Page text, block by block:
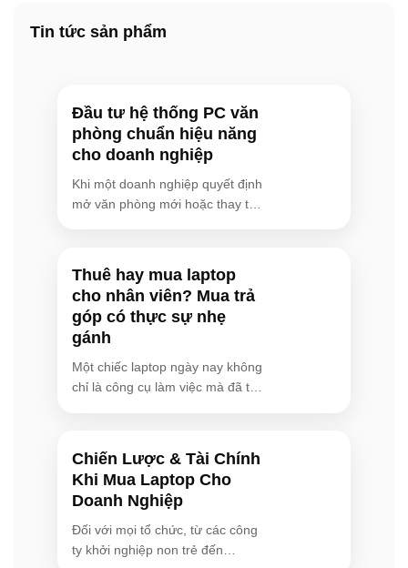
mở rộng RAM và ổ cứng linh hoạt, đảm bảo hiệu suất ổn
PRO DP80 là sự kết hợp hài hòa giữa thẩm mỹ tối giản và
hiệu năng mạnh mẽ trong một thân máy chỉ 8L. Từng đạt
giải thưởng Red Dot Design Award 2025, mẫu máy này sở
hữu thiết kế tinh tế, dễ dàng đặt trên bàn làm việc hoặc
giấu gọn trong các không gian hạn chế. Bên trong, PRO
DDR5 tốc độ cao và ổ cứng SSD NVMe, mang lại trải
nghiệm đa nhiệm mượt mà cho người dùng văn phòng.
PRO DP21 (2.3L) & PRO DP10 (1.1L): Siêu Tiết Kiệm
Không Gian
tích chỉ từ 1.1L đến 2.3L, những chiếc máy này có thể dễ
dàng gắn sau màn hình qua giá treo VESA, giải phóng
hoàn toàn mặt bàn làm việc. Dù có kích thước khiêm tốn,
chúng vẫn được trang bị bộ xử lý Intel Core i mạnh mẽ và
đầy đủ cổng kết nối cần thiết, đảm bảo hiệu suất ổn định
Tin tức sản phẩm
Đầu tư hệ thống PC văn
phòng chuẩn hiệu năng
cho doanh nghiệp
Khi một doanh nghiệp quyết định
mở văn phòng mới hoặc thay thế
Thuê hay mua laptop
cho nhân viên? Mua trả
góp có thực sự nhẹ
gánh
Một chiếc laptop ngày nay không
chỉ là công cụ làm việc mà đã trở
Chiến Lược & Tài Chính
Khi Mua Laptop Cho
Doanh Nghiệp
Đối với mọi tổ chức, từ các công
ty khởi nghiệp non trẻ đến